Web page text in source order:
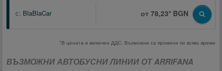
с: BlaBlaCar от 78,23* BGN
*В цената е включен ДДС. Възможни са промени по всяко време
ВЪЗМОЖНИ АВТОБУСНИ ЛИНИИ ОТ ARRIFANA